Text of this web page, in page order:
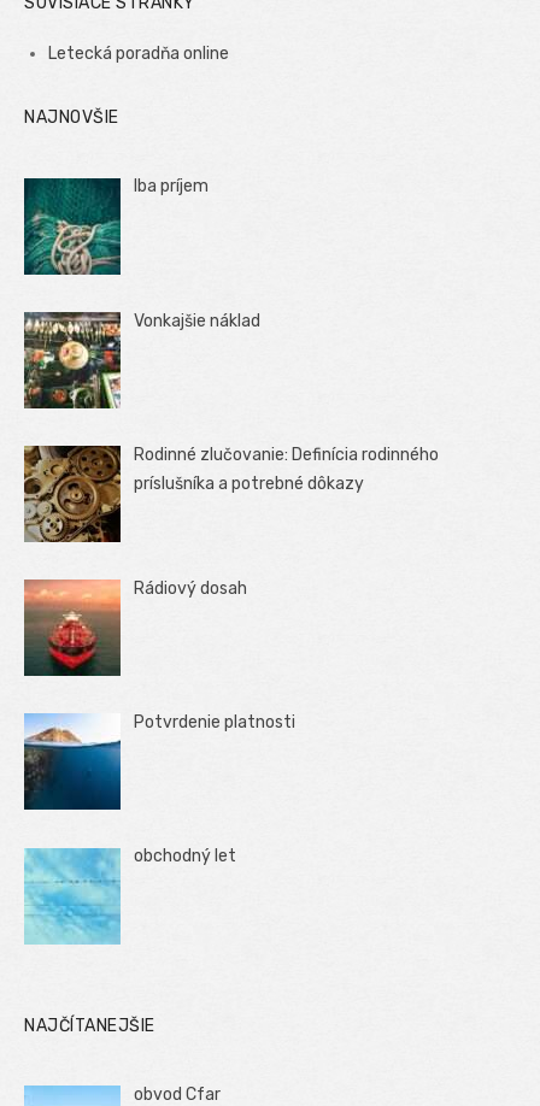
Letecká poradňa online
NAJNOVŠIE
Iba príjem
Vonkajšie náklad
Rodinné zlučovanie: Definícia rodinného
príslušníka a potrebné dôkazy
Rádiový dosah
Potvrdenie platnosti
obchodný let
NAJČÍTANEJŠIE
obvod Cfar